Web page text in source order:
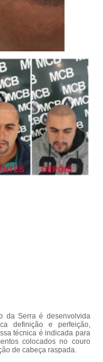
da Serra é desenvolvida
definição e perfeição,
técnica é indicada para
colocados no couro
de cabeça raspada.